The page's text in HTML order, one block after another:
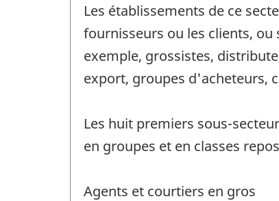
Les établissements de ce
fournisseurs ou les clients,
exemple, grossistes,
export, groupes d'acheteurs,
Les huit premiers sous-
en groupes et en classes
Agents et courtiers en gros